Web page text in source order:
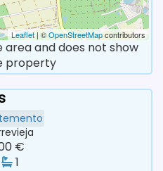
Leaflet | ©OpenStreetMapcontributors
area and does not show
property
€
1